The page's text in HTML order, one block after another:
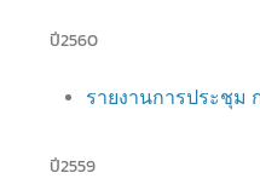
ปี2560
รายงานการประชุม
ปี2559